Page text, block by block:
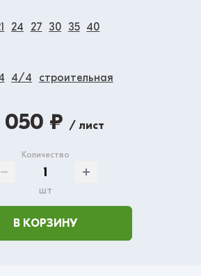
24 27 30 35 40
4/4 строительная
050 ₽ / лист
Количество
шт
В КОРЗИНУ